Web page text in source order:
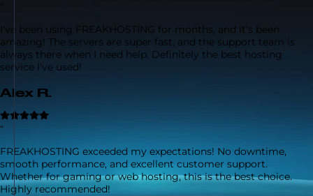
“
I've been using FREAKHOSTING for months, and it's been
amazing! The servers are super fast, and the support team is
always there when I need help. Definitely the best hosting
service I've used!
Alex R.
“
FREAKHOSTING exceeded my expectations! No downtime,
smooth performance, and excellent customer support.
Whether for gaming or web hosting, this is the best choice.
Highly recommended!